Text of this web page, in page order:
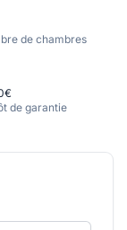
de chambres
de garantie